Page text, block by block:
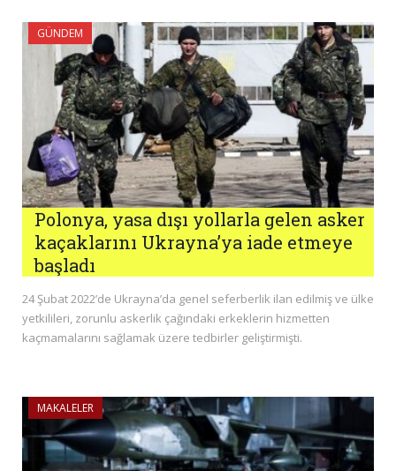
GÜNDEM
Polonya, yasa dışı yollarla gelen asker
kaçaklarını Ukrayna’ya iade etmeye
başladı
24 Şubat 2022’de Ukrayna’da genel seferberlik ilan edilmiş ve ülke
yetkilileri, zorunlu askerlik çağındaki erkeklerin hizmetten
kaçmamalarını sağlamak üzere tedbirler geliştirmişti.
MAKALELER